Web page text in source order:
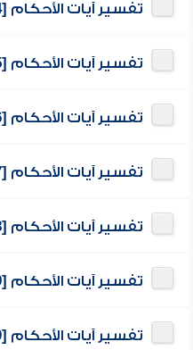
تفسير آيات الأحكام [4]
تفسير آيات الأحكام [5]
تفسير آيات الأحكام [6]
تفسير آيات الأحكام [7]
تفسير آيات الأحكام [8]
تفسير آيات الأحكام [9]
تفسير آيات الأحكام [10]